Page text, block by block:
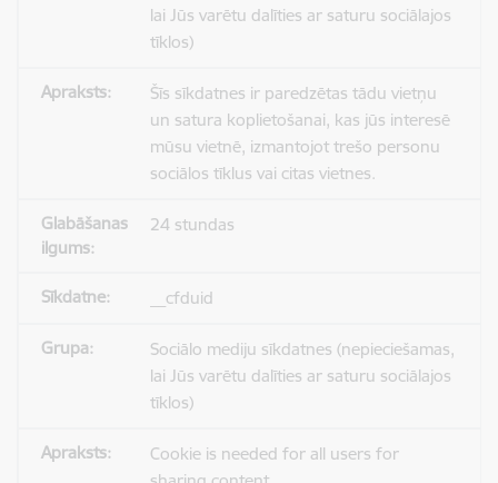
lai Jūs varētu dalīties ar saturu sociālajos
tīklos)
Šīs sīkdatnes ir paredzētas tādu vietņu
un satura koplietošanai, kas jūs interesē
mūsu vietnē, izmantojot trešo personu
sociālos tīklus vai citas vietnes.
24 stundas
__cfduid
Sociālo mediju sīkdatnes (nepieciešamas,
lai Jūs varētu dalīties ar saturu sociālajos
tīklos)
Cookie is needed for all users for